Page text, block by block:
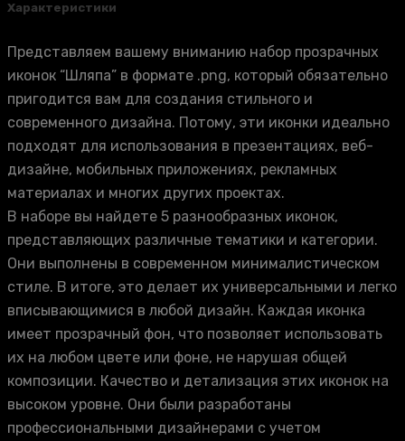
Характеристики
Представляем вашему вниманию набор прозрачных
иконок “Шляпа” в формате .png, который обязательно
пригодится вам для создания стильного и
современного дизайна. Потому, эти иконки идеально
подходят для использования в презентациях, веб-
дизайне, мобильных приложениях, рекламных
материалах и многих других проектах.
В наборе вы найдете 5 разнообразных иконок,
представляющих различные тематики и категории.
Они выполнены в современном минималистическом
стиле. В итоге, это делает их универсальными и легко
вписывающимися в любой дизайн. Каждая иконка
имеет прозрачный фон, что позволяет использовать
их на любом цвете или фоне, не нарушая общей
композиции. Качество и детализация этих иконок на
высоком уровне. Они были разработаны
профессиональными дизайнерами с учетом